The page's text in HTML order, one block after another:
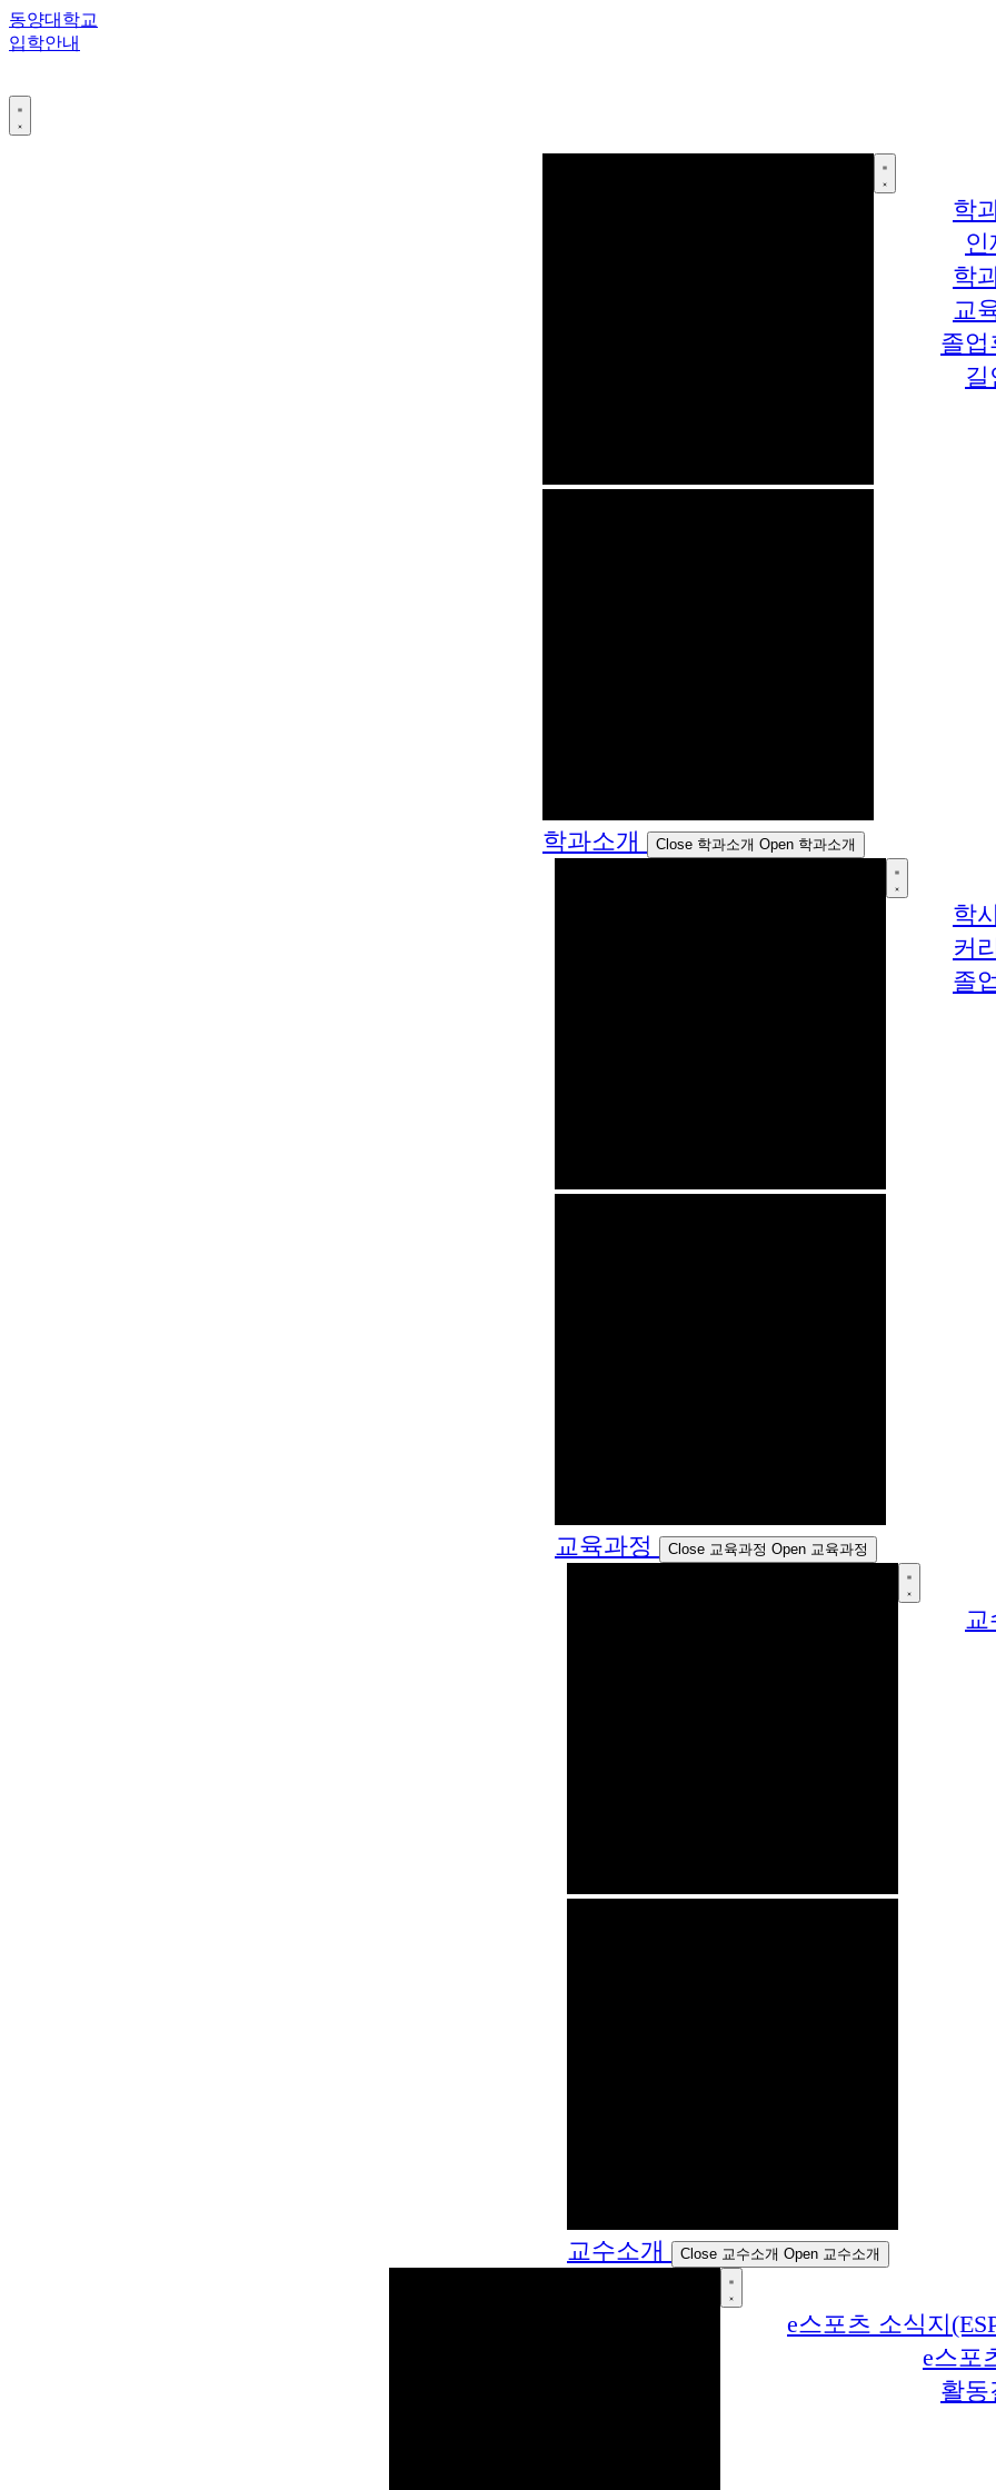
콘
텐
건
너
동양대학교
입학안내
학과소개 Close 학과소개 Open 학과소개
학
인
학
교
졸업
길
교육과정 Close 교육과정 Open 교육과정
학
커
졸
교수소개 Close 교수소개 Open 교수소개
교
e스포츠 소식지
e스포
활동